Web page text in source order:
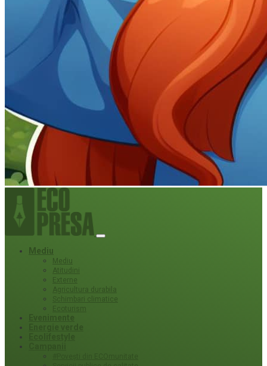
Mediu
Mediu
Atitudini
Externe
Agricultura durabila
Schimbari climatice
Ecoturism